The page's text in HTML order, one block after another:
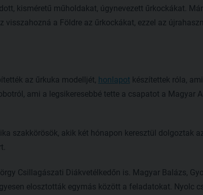
kisméretű műholdakat, úgynevezett űrkockákat.
visszahozná a Földre az űrkockákat, ezzel az
az űrkuka modelljét, honlapotkészítettek róla,
ami a legsikeresebbé tette a csapatot a Magyar
szakkörösök, akik két hónapon keresztül dolgoztak
Csillagászati Diákvetélkedőn is. Magyar Balázs,
elosztották egymás között a feladatokat. Nyolc